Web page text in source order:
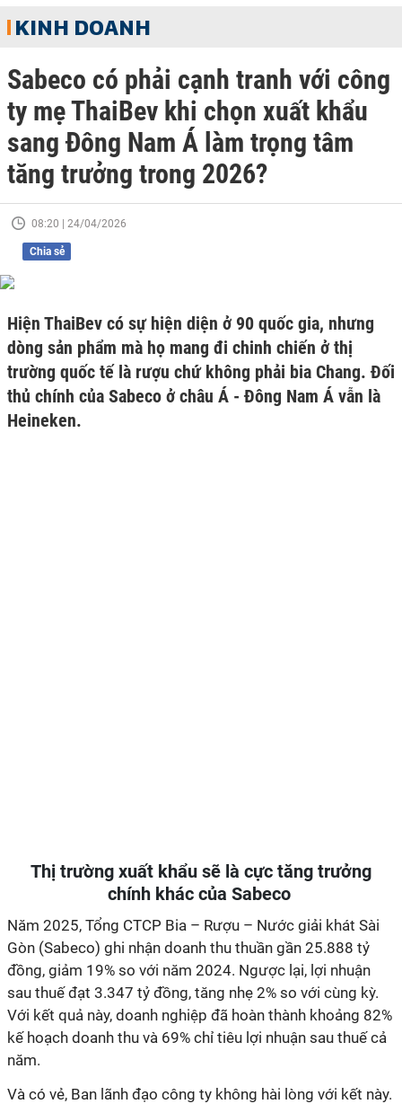
KINH DOANH
Sabeco có phải cạnh tranh với công
ty mẹ ThaiBev khi chọn xuất khẩu
sang Đông Nam Á làm trọng tâm
tăng trưởng trong 2026?
08:20 | 24/04/2026
Chia sẻ
Hiện ThaiBev có sự hiện diện ở 90 quốc gia, nhưng
dòng sản phẩm mà họ mang đi chinh chiến ở thị
trường quốc tế là rượu chứ không phải bia Chang. Đối
thủ chính của Sabeco ở châu Á - Đông Nam Á vẫn là
Heineken.
Thị trường xuất khẩu sẽ là cực tăng trưởng
chính khác của Sabeco
Năm 2025, Tổng CTCP Bia – Rượu – Nước giải khát Sài
Gòn (Sabeco) ghi nhận doanh thu thuần gần 25.888 tỷ
đồng, giảm 19% so với năm 2024. Ngược lại, lợi nhuận
sau thuế đạt 3.347 tỷ đồng, tăng nhẹ 2% so với cùng kỳ.
Với kết quả này, doanh nghiệp đã hoàn thành khoảng 82%
kế hoạch doanh thu và 69% chỉ tiêu lợi nhuận sau thuế cả
năm.
Và có vẻ, Ban lãnh đạo công ty không hài lòng với kết này.